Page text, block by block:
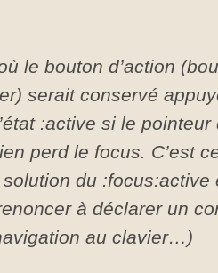
le bouton d’action
serait conservé
:active si le
perd le focus. C’est
du
à déclarer un
au clavier…)